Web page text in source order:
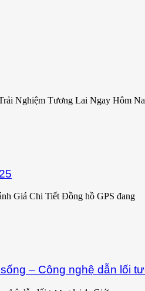
Nghiệm Tương Lai Ngay Hôm
Giá Chi Tiết Đồng hồ GPS đang
– Công nghệ dẫn lối